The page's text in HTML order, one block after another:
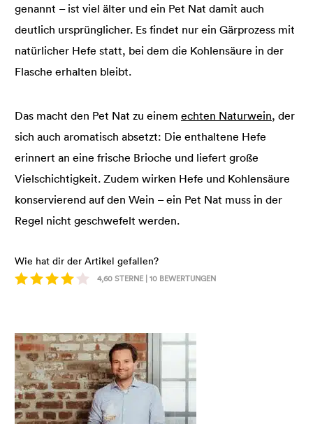
genannt – ist viel älter und ein Pet Nat damit auch
deutlich ursprünglicher. Es findet nur ein Gärprozess mit
natürlicher Hefe statt, bei dem die Kohlensäure in der
Flasche erhalten bleibt.
Das macht den Pet Nat zu einem echten Naturwein, der
sich auch aromatisch absetzt: Die enthaltene Hefe
erinnert an eine frische Brioche und liefert große
Vielschichtigkeit. Zudem wirken Hefe und Kohlensäure
konservierend auf den Wein – ein Pet Nat muss in der
Regel nicht geschwefelt werden.
Wie hat dir der Artikel gefallen?
4,60STERNE | 10 BEWERTUNGEN